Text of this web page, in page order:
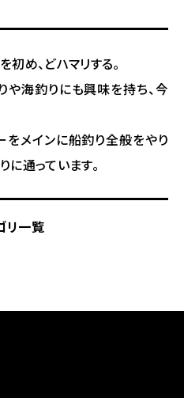
め、どハマリする。
や海釣りにも興味を持ち、今
をメインに船釣り全般をやり
に通っています。
リ一覧